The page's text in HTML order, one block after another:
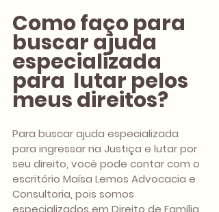
Como faço para
buscar ajuda
especializada
para  lutar pelos
meus direitos?
Para buscar ajuda especializada
para ingressar na Justiça e lutar por
seu direito, você pode contar com o
escritório Maísa Lemos Advocacia e
Consultoria, pois somos
especializados em Direito de Família